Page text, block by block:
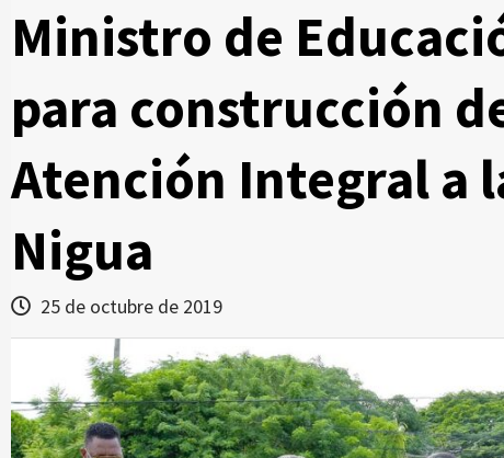
Ministro de
para construcción
Atención Integral a
Nigua
25 de octubre de 2019